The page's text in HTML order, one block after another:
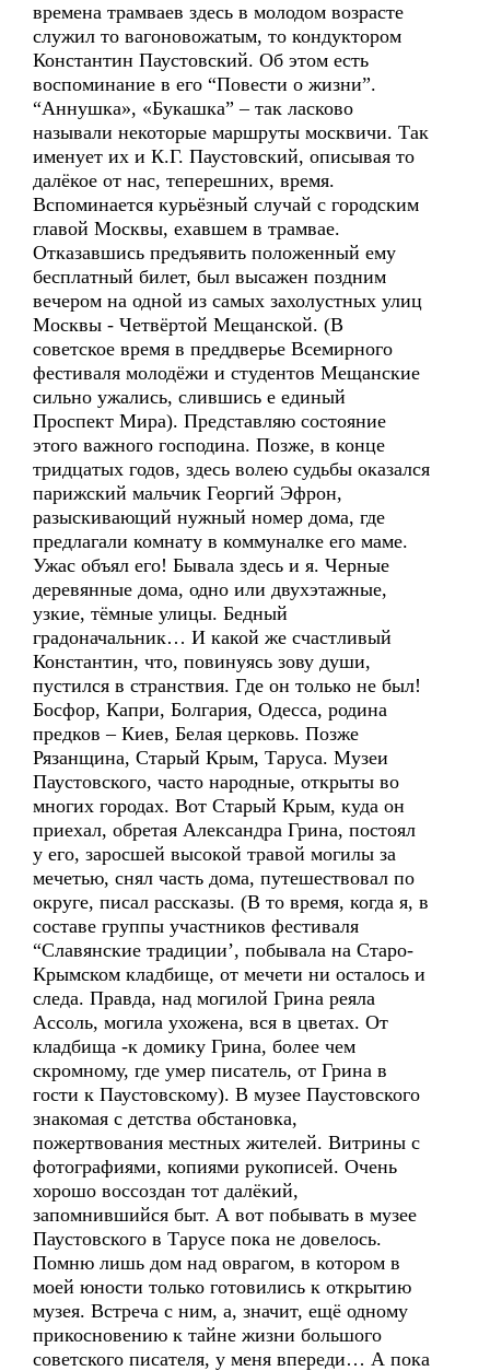
времена трамваев здесь в молодом возрасте
служил то вагоновожатым, то кондуктором
Константин Паустовский. Об этом есть
воспоминание в его “Повести о жизни”.
“Аннушка», «Букашка” – так ласково
называли некоторые маршруты москвичи. Так
именует их и К.Г. Паустовский, описывая то
далёкое от нас, теперешних, время.
Вспоминается курьёзный случай с городским
главой Москвы, ехавшем в трамвае.
Отказавшись предъявить положенный ему
бесплатный билет, был высажен поздним
вечером на одной из самых захолустных улиц
Москвы - Четвёртой Мещанской. (В
советское время в преддверье Всемирного
фестиваля молодёжи и студентов Мещанские
сильно ужались, слившись е единый
Проспект Мира). Представляю состояние
этого важного господина. Позже, в конце
тридцатых годов, здесь волею судьбы оказался
парижский мальчик Георгий Эфрон,
разыскивающий нужный номер дома, где
предлагали комнату в коммуналке его маме.
Ужас объял его! Бывала здесь и я. Черные
деревянные дома, одно или двухэтажные,
узкие, тёмные улицы. Бедный
градоначальник… И какой же счастливый
Константин, что, повинуясь зову души,
пустился в странствия. Где он только не был!
Босфор, Капри, Болгария, Одесса, родина
предков – Киев, Белая церковь. Позже
Рязанщина, Старый Крым, Таруса. Музеи
Паустовского, часто народные, открыты во
многих городах. Вот Старый Крым, куда он
приехал, обретая Александра Грина, постоял
у его, заросшей высокой травой могилы за
мечетью, снял часть дома, путешествовал по
округе, писал рассказы. (В то время, когда я, в
составе группы участников фестиваля
“Славянские традиции’, побывала на Старо-
Крымском кладбище, от мечети ни осталось и
следа. Правда, над могилой Грина реяла
Ассоль, могила ухожена, вся в цветах. От
кладбища -к домику Грина, более чем
скромному, где умер писатель, от Грина в
гости к Паустовскому). В музее Паустовского
знакомая с детства обстановка,
пожертвования местных жителей. Витрины с
фотографиями, копиями рукописей. Очень
хорошо воссоздан тот далёкий,
запомнившийся быт. А вот побывать в музее
Паустовского в Тарусе пока не довелось.
Помню лишь дом над оврагом, в котором в
моей юности только готовились к открытию
музея. Встреча с ним, а, значит, ещё одному
прикосновению к тайне жизни большого
советского писателя, у меня впереди… А пока